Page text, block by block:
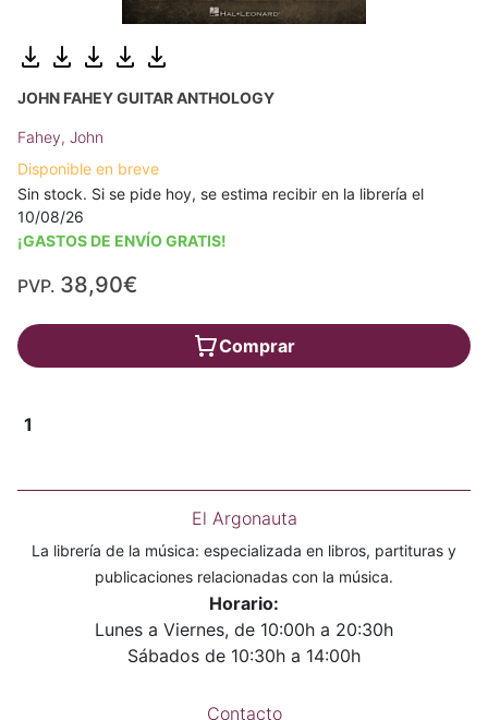
JOHN FAHEY GUITAR ANTHOLOGY
Fahey, John
Disponible en breve
Sin stock. Si se pide hoy, se estima recibir en la librería el
10/08/26
¡GASTOS DE ENVÍO GRATIS!
PVP. 38,90€
Comprar
1
El Argonauta
La librería de la música: especializada en libros, partituras y
publicaciones relacionadas con la música.
Horario:
Lunes a Viernes, de 10:00h a 20:30h
Sábados de 10:30h a 14:00h
Contacto